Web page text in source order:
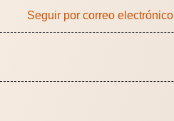
Seguir por correo electrónico